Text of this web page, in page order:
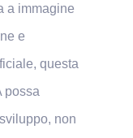
a immagine
e
questa
possa
non